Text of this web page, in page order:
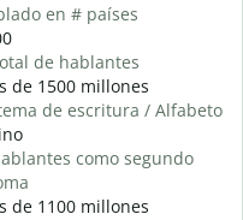
en # países
de hablantes
de 1500 millones
de escritura / Alfabeto
como segundo
de 1100 millones